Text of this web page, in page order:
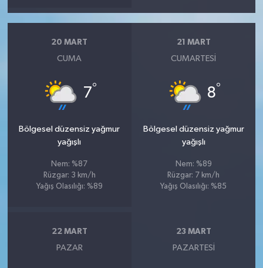
20 MART
CUMA
7°
Bölgesel düzensiz yağmur
yağışlı
Nem: %87
Rüzgar: 3 km/h
Yağış Olasılığı: %89
21 MART
CUMARTESI
8°
Bölgesel düzensiz yağmur
yağışlı
Nem: %89
Rüzgar: 7 km/h
Yağış Olasılığı: %85
22 MART
PAZAR
23 MART
PAZARTESI